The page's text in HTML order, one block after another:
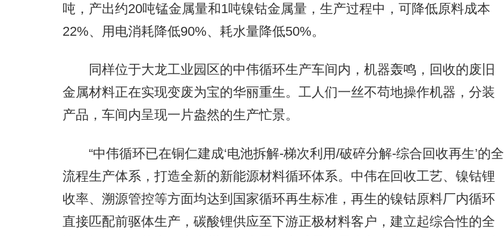
吨，产出约20吨锰金属量和1吨镍钴金属量，生产过程中，可降低原料成本
22%、用电消耗降低90%、耗水量降低50%。
同样位于大龙工业园区的中伟循环生产车间内，机器轰鸣，回收的废旧
金属材料正在实现变废为宝的华丽重生。工人们一丝不苟地操作机器，分装
产品，车间内呈现一片盎然的生产忙景。
“中伟循环已在铜仁建成‘电池拆解-梯次利用/破碎分解-综合回收再生’的全
流程生产体系，打造全新的新能源材料循环体系。中伟在回收工艺、镍钴锂
收率、溯源管控等方面均达到国家循环再生标准，再生的镍钴原料厂内循环
直接匹配前驱体生产，碳酸锂供应至下游正极材料客户，建立起综合性的全